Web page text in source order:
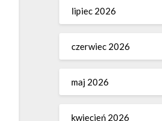
lipiec 2026
czerwiec 2026
maj 2026
kwiecień 2026